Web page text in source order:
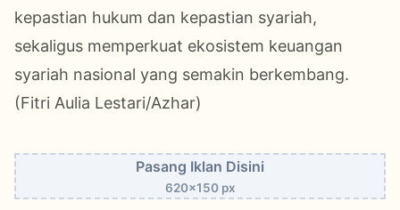
kepastian hukum dan kepastian syariah,
sekaligus memperkuat ekosistem keuangan
syariah nasional yang semakin berkembang.
(Fitri Aulia Lestari/Azhar)
Pasang Iklan Disini
620x150 px